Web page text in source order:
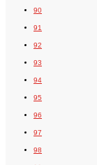
90
91
92
93
94
95
96
97
98